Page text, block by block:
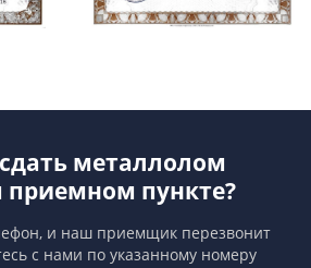
металлолом
пункте?
и наш приемщик перезвонит
с нами по указанному номеру